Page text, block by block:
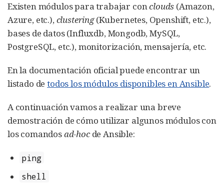
Existen módulos para trabajar conclouds (Amazon,
Azure, etc.),clustering(Kubernetes, Openshift, etc.),
bases de datos (Influxdb, Mongodb, MySQL,
PostgreSQL, etc.), monitorización, mensajería, etc.
En la documentación oficial puede encontrar un
listado detodos los módulos disponibles en Ansible.
A continuación vamos a realizar una breve
demostración de cómo utilizar algunos módulos con
los comandosad-hocde Ansible:
ping
shell